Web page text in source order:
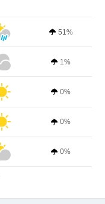
51%
1%
0%
0%
0%